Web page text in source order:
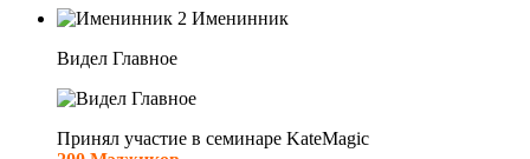
2 Именинник
Видел Главное
Принял участие в семинаре KateMagic